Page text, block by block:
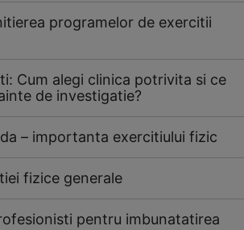
programelor de exercitii
Cum alegi clinica potrivita si ce
de investigatie?
– importanta exercitiului fizic
fizice generale
pentru imbunatatirea